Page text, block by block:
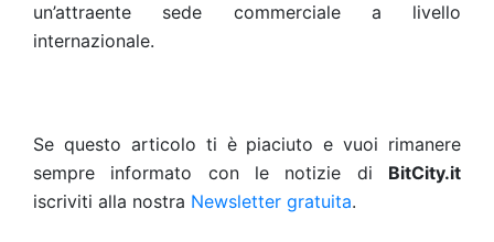
un’attraente sede commerciale a livello
internazionale.
Se questo articolo ti è piaciuto e vuoi rimanere
sempre informato con le notizie di BitCity.it
iscriviti alla nostra Newsletter gratuita.